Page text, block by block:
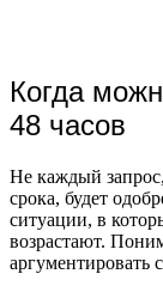
Когда
48 часов
Не каждый
срока, будет
ситуации, в
возрастают.
аргументировать